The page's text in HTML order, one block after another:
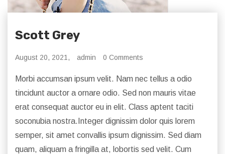
Scott Grey
August 20, 2021, admin 0 Comments
Morbi accumsan ipsum velit. Nam nec tellus a odio
tincidunt auctor a ornare odio. Sed non mauris vitae
erat consequat auctor eu in elit. Class aptent taciti
soconubia nostra.Integer dignissim dolor quis lorem
semper, sit amet convallis ipsum dignissim. Sed diam
quam, aliquam a fringilla at, lobortis sed velit. Cum